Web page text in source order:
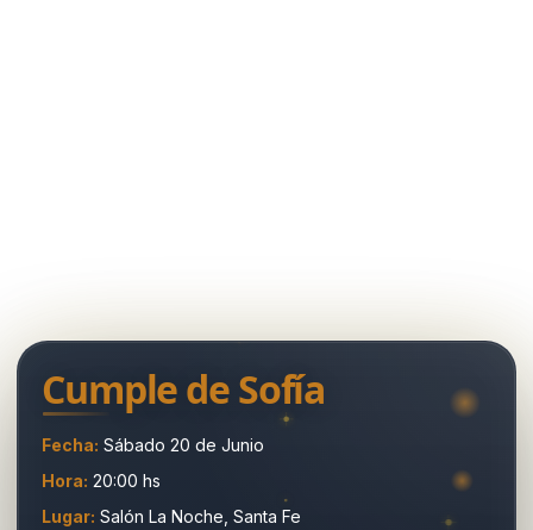
Cumple de Sofía
Fecha: Sábado 20 de Junio
Hora: 20:00 hs
Lugar: Salón La Noche, Santa Fe